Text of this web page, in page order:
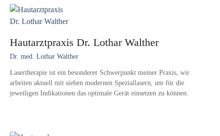
Hautarztpraxis Dr. Lothar Walther
Dr. med. Lothar Walther
Lasertherapie ist ein besonderer Schwerpunkt meiner Praxis, wir
arbeiten aktuell mit sieben modernen Speziallasern, um für die
jeweiligen Indikationen das optimale Gerät einsetzen zu können.